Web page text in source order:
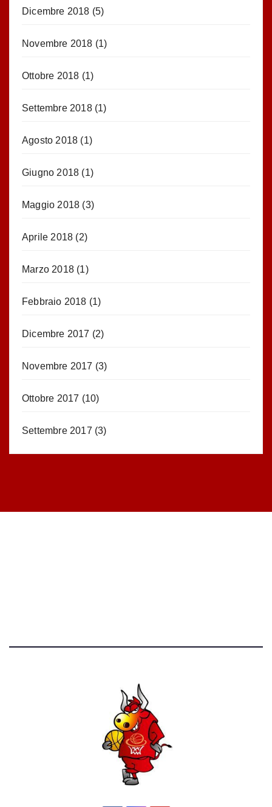
Dicembre 2018 (5)
Novembre 2018 (1)
Ottobre 2018 (1)
Settembre 2018(1)
Agosto 2018 (1)
Giugno 2018 (1)
Maggio 2018 (3)
Aprile 2018 (2)
Marzo 2018 (1)
Febbraio 2018 (1)
Dicembre 2017 (2)
Novembre 2017 (3)
Ottobre 2017 (10)
Settembre 2017 (3)